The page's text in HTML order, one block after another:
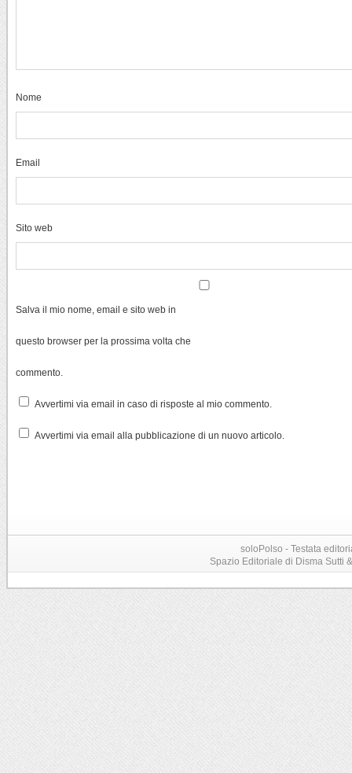
Nome
Email
Sito web
Salva il mio nome, email e sito web in
questo browser per la prossima volta che
commento.
Avvertimi via email in caso di risposte al mio commento.
Avvertimi via email alla pubblicazione di un nuovo articolo.
soloPolso - Testata
Spazio Editoriale di Disma Sutti